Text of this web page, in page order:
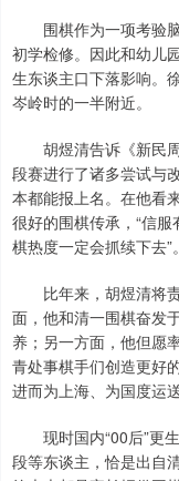
围棋作为一项考验脑
初学检修。因此和幼儿
生东谈主口下落影响。
岑岭时的一半附近。
胡煜清告诉《新民周
段赛进行了诸多尝试与
本都能报上名。在他看
很好的围棋传承，“信
棋热度一定会抓续下去”。
比年来，胡煜清将责
面，他和清一围棋奋发
养；另一方面，他但愿
青处事棋手们创造更好
进而为上海、为国度运
现时国内“00后”更生
段等东谈主，恰是出自